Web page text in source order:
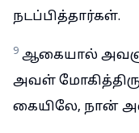
நடப்பித்தார்கள்.
9 ஆகையால்
அவள்
கையிலே, நான்